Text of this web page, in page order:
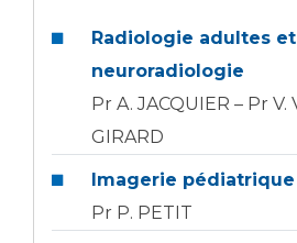
Qualité
Nos indicateurs qualité et de
Protection des données
Documents utiles
Radiologie adultes et
neuroradiologie
Pr A. JACQUIER – Pr V.
GIRARD
Imagerie
Pr P. PETIT